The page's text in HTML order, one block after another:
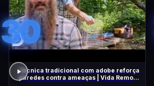
30
Técnica tradicional com adobe reforça
paredes contra ameaças | Vida Remota